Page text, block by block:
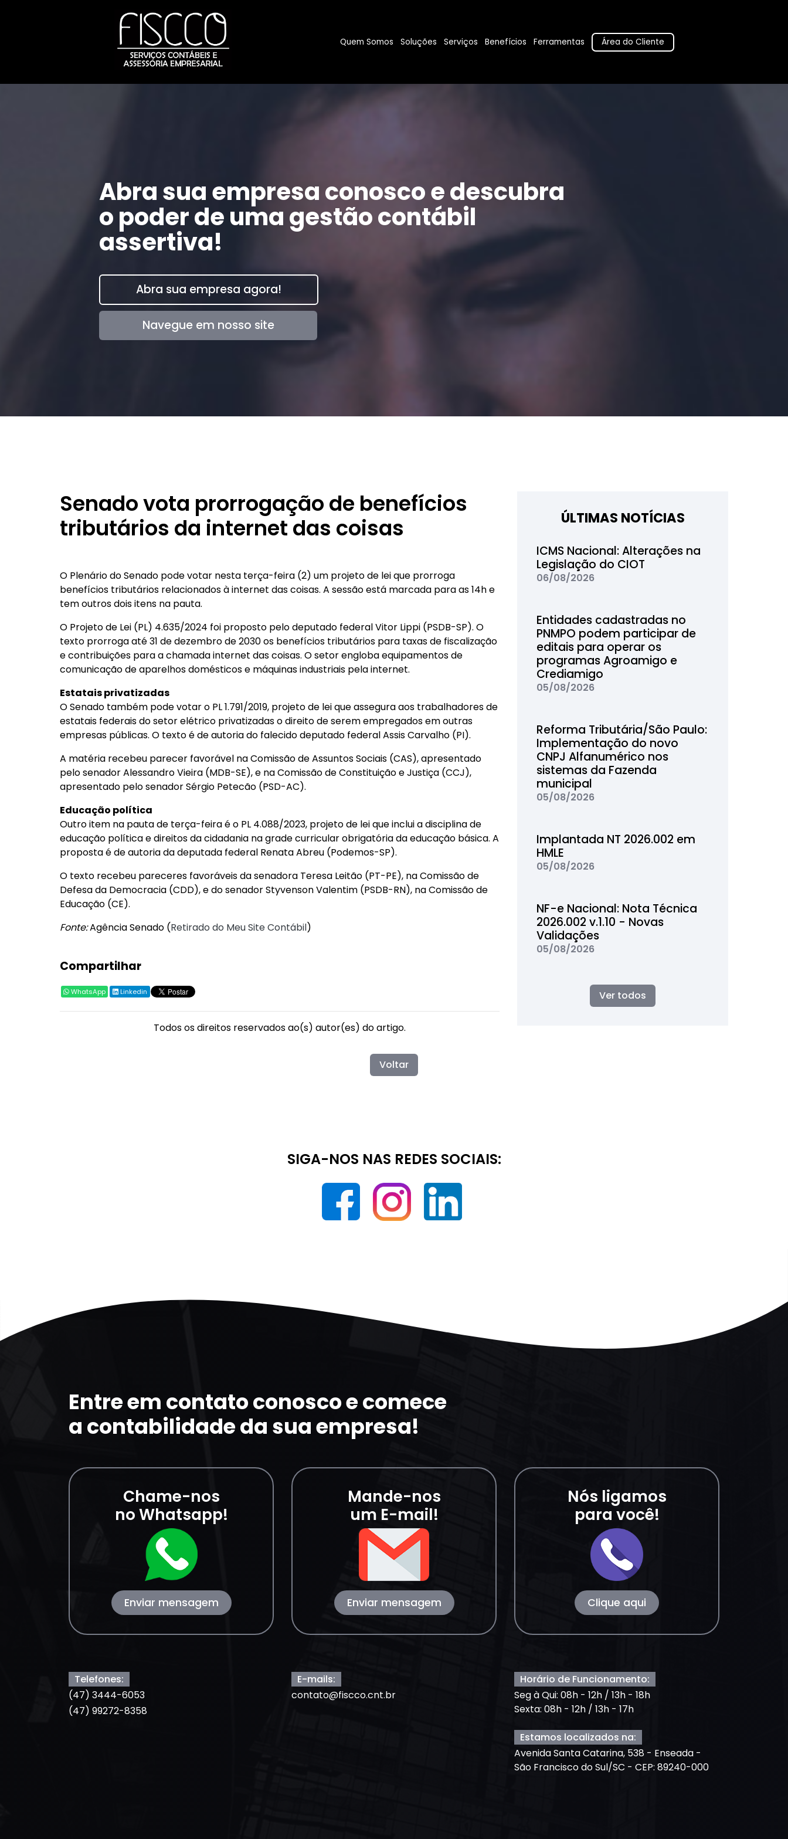
Quem Somos Soluções Serviços Benefícios Ferramentas Área do Cliente
Abra sua empresa conosco e descubra
o poder de uma gestão contábil
assertiva!
Abra sua empresa agora!
Navegue em nosso site
Senado vota prorrogação de benefícios
tributários da internet das coisas
O Plenário do Senado pode votar nesta terça-feira (2) um projeto de lei que prorroga
benefícios tributários relacionados à internet das coisas. A sessão está marcada para as 14h e
tem outros dois itens na pauta.
O Projeto de Lei (PL) 4.635/2024 foi proposto pelo deputado federal Vitor Lippi (PSDB-SP). O
texto prorroga até 31 de dezembro de 2030 os benefícios tributários para taxas de fiscalização
e contribuições para a chamada internet das coisas. O setor engloba equipamentos de
comunicação de aparelhos domésticos e máquinas industriais pela internet.
Estatais privatizadas
O Senado também pode votar o PL 1.791/2019, projeto de lei que assegura aos trabalhadores de
estatais federais do setor elétrico privatizadas o direito de serem empregados em outras
empresas públicas. O texto é de autoria do falecido deputado federal Assis Carvalho (PI).
A matéria recebeu parecer favorável na Comissão de Assuntos Sociais (CAS), apresentado
pelo senador Alessandro Vieira (MDB-SE), e na Comissão de Constituição e Justiça (CCJ),
apresentado pelo senador Sérgio Petecão (PSD-AC).
Educação política
Outro item na pauta de terça-feira é o PL 4.088/2023, projeto de lei que inclui a disciplina de
educação política e direitos da cidadania na grade curricular obrigatória da educação básica. A
proposta é de autoria da deputada federal Renata Abreu (Podemos-SP).
O texto recebeu pareceres favoráveis da senadora Teresa Leitão (PT-PE), na Comissão de
Defesa da Democracia (CDD), e do senador Styvenson Valentim (PSDB-RN), na Comissão de
Educação (CE).
Fonte:Agência Senado (Retirado do Meu Site Contábil)
Compartilhar
WhatsApp Linkedin
Todos os direitos reservados ao(s) autor(es) do artigo.
ÚLTIMAS NOTÍCIAS
ICMS Nacional: Alterações na
Legislação do CIOT
06/08/2026
Entidades cadastradas no
PNMPO podem participar de
editais para operar os
programas Agroamigo e
Crediamigo
05/08/2026
Reforma Tributária/São Paulo:
Implementação do novo
CNPJ Alfanumérico nos
sistemas da Fazenda
municipal
05/08/2026
Implantada NT 2026.002 em
HMLE
05/08/2026
NF-e Nacional: Nota Técnica
2026.002 v.1.10 - Novas
Validações
05/08/2026
Ver todos
Voltar
SIGA-NOS NAS REDES SOCIAIS:
Entre em contato conosco e comece
a contabilidade da sua empresa!
Chame-nos
no Whatsapp!
Enviar mensagem
Mande-nos
um E-mail!
Enviar mensagem
Nós ligamos
para você!
Clique aqui
Telefones:
(47) 3444-6053
(47) 99272-8358
E-mails:
contato@fiscco.cnt.br
Horário de Funcionamento:
Seg à Qui: 08h - 12h / 13h - 18h
Sexta: 08h - 12h / 13h - 17h
Estamos localizados na:
Avenida Santa Catarina, 538 - Enseada -
São Francisco do Sul/SC - CEP: 89240-000